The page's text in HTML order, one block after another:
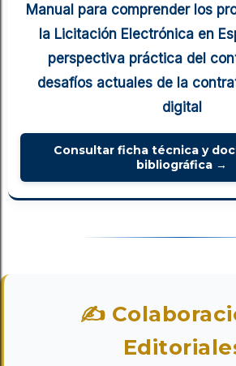
Manual para comprender los
la Licitación Electrónica en
perspectiva práctica del
desafíos actuales de la
digital
Consultar ficha técnica y
bibliográfica →
✍